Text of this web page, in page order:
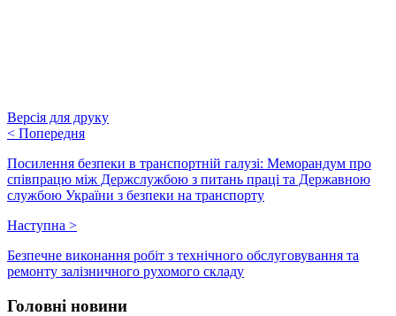
Версія для друку
< Попередня
Посилення безпеки в транспортній галузі: Меморандум про
співпрацю між Держслужбою з питань праці та Державною
службою України з безпеки на транспорту
Наступна >
Безпечне виконання робіт з технічного обслуговування та
ремонту залізничного рухомого складу
Головні новини